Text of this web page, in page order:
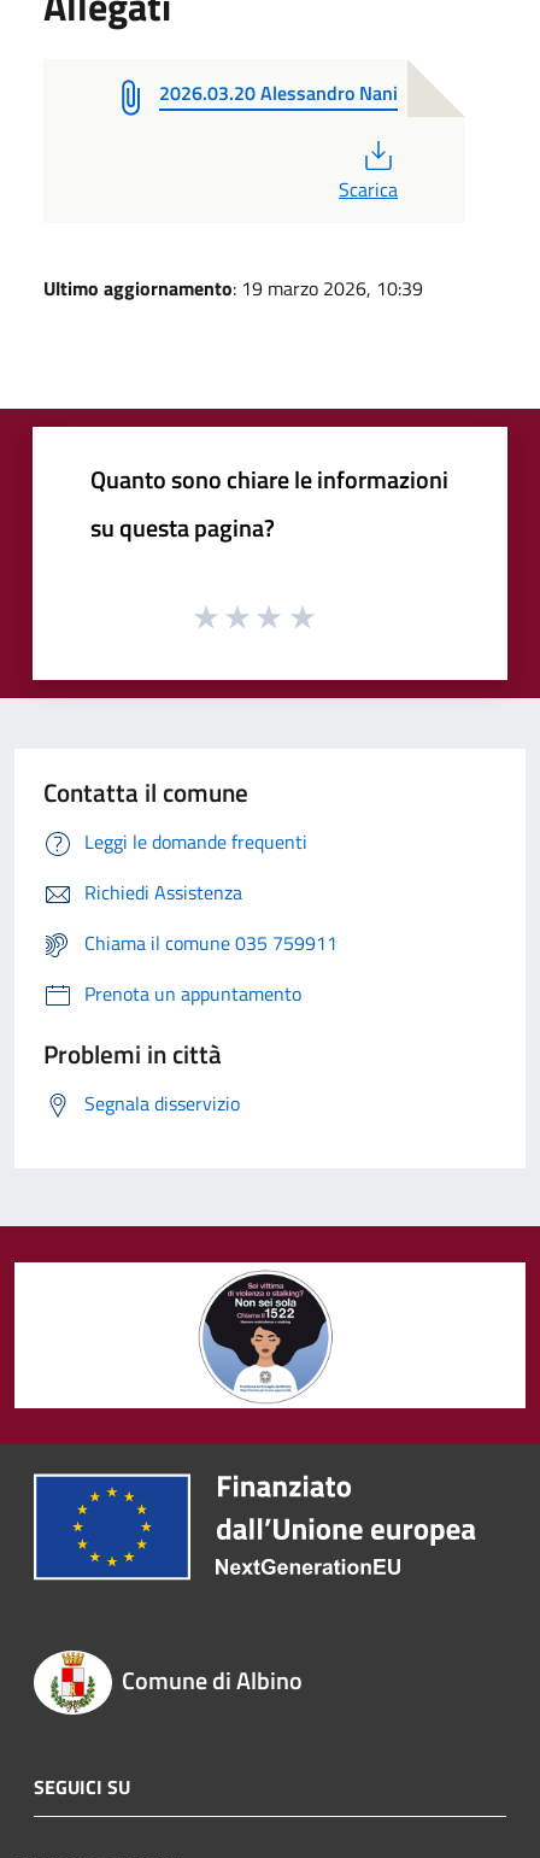
2026.03.20 Alessandro Nani
Scarica
Ultimo aggiornamento: 19 marzo 2026, 10:39
Quanto sono chiare le informazioni
su questa pagina?
Contatta il comune
Leggi le domande frequenti
Richiedi Assistenza
Chiama il comune 035 759911
Prenota un appuntamento
Problemi in città
Segnala disservizio
Comune di Albino
SEGUICI SU